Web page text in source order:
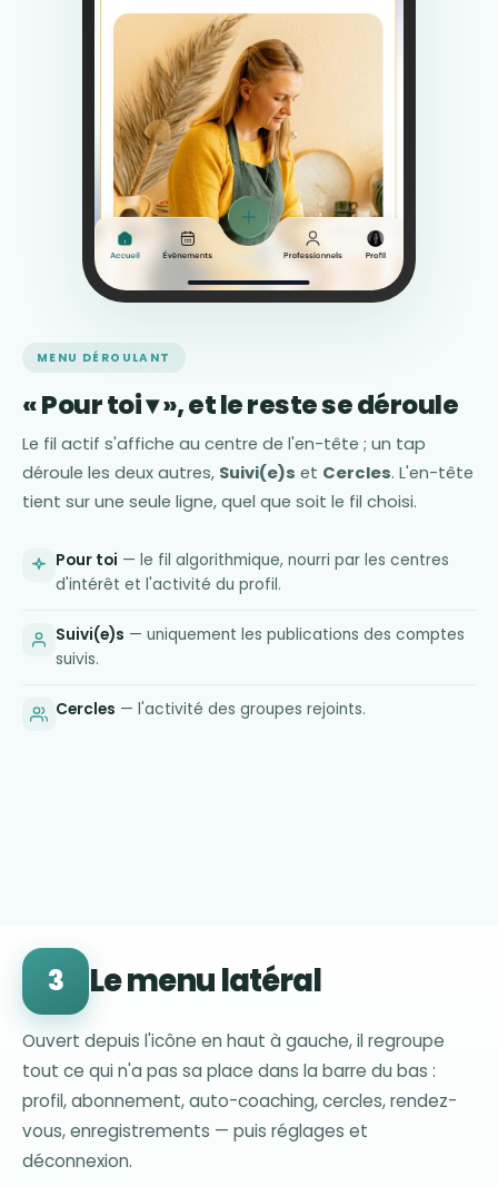
MENU DÉROULANT
« Pour toi ▾ », et le reste se déroule
Le fil actif s'affiche au centre de l'en-tête ; un tap
déroule les deux autres, Suivi(e)s et Cercles. L'en-tête
tient sur une seule ligne, quel que soit le fil choisi.
Pour toi — le fil algorithmique, nourri par les centres
d'intérêt et l'activité du profil.
Suivi(e)s — uniquement les publications des comptes
suivis.
Cercles — l'activité des groupes rejoints.
3 Le menu latéral
Ouvert depuis l'icône en haut à gauche, il regroupe
tout ce qui n'a pas sa place dans la barre du bas :
profil, abonnement, auto-coaching, cercles, rendez-
vous, enregistrements — puis réglages et
déconnexion.